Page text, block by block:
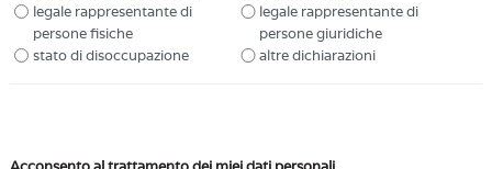
legale rappresentante di
persone fisiche
legale rappresentante di
persone giuridiche
stato di disoccupazione
altre dichiarazioni